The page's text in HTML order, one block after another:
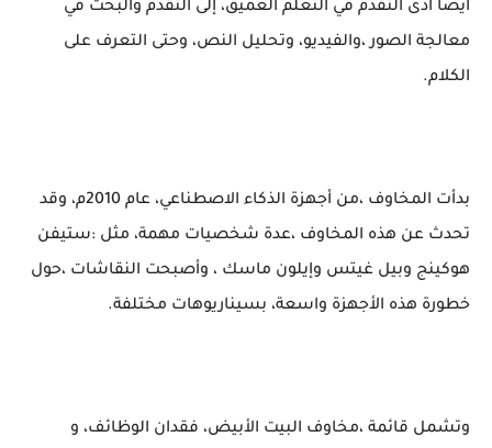
أيضًا أدى التقدم في التعلم العميق، إلى التقدم والبحث في
معالجة الصور ،والفيديو، وتحليل النص، وحتى التعرف على
الكلام.
بدأت المخاوف ،من أجهزة الذكاء الاصطناعي، عام 2010م، وقد
تحدث عن هذه المخاوف ،عدة شخصيات مهمة، مثل :ستيفن
هوكينج وبيل غيتس وإيلون ماسك ، وأصبحت النقاشات ،حول
خطورة هذه الأجهزة واسعة، بسيناريوهات مختلفة.
وتشمل قائمة ،مخاوف البيت الأبيض، فقدان الوظائف، و